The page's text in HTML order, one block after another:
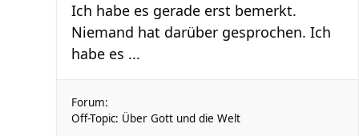
Ich habe es gerade erst bemerkt.
Niemand hat darüber gesprochen. Ich
habe es ...
Forum:
Off-Topic: Über Gott und die Welt